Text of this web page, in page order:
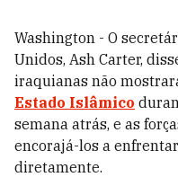
Washington - O
Unidos, Ash Carter,
iraquianas não
Estado Islâmico
semana atrás, e as
encorajá-los a
diretamente.